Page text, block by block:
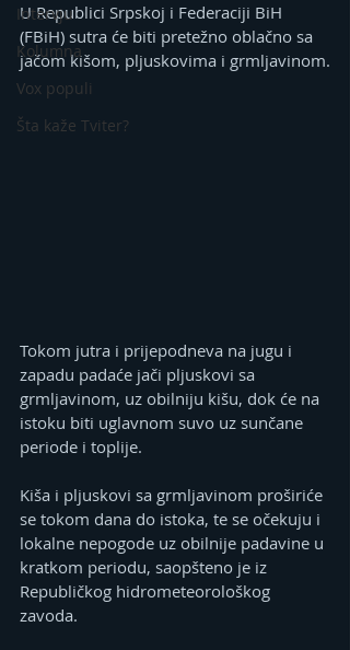
Intervju
Kolumna
Vox populi
Šta kaže Tviter?
U Republici Srpskoj i Federaciji BiH
(FBiH) sutra će biti pretežno oblačno sa
jačom kišom, pljuskovima i grmljavinom.
Tokom jutra i prijepodneva na jugu i
zapadu padaće jači pljuskovi sa
grmljavinom, uz obilniju kišu, dok će na
istoku biti uglavnom suvo uz sunčane
periode i toplije.
Kiša i pljuskovi sa grmljavinom proširiće
se tokom dana do istoka, te se očekuju i
lokalne nepogode uz obilnije padavine u
kratkom periodu, saopšteno je iz
Republičkog hidrometeorološkog
zavoda.